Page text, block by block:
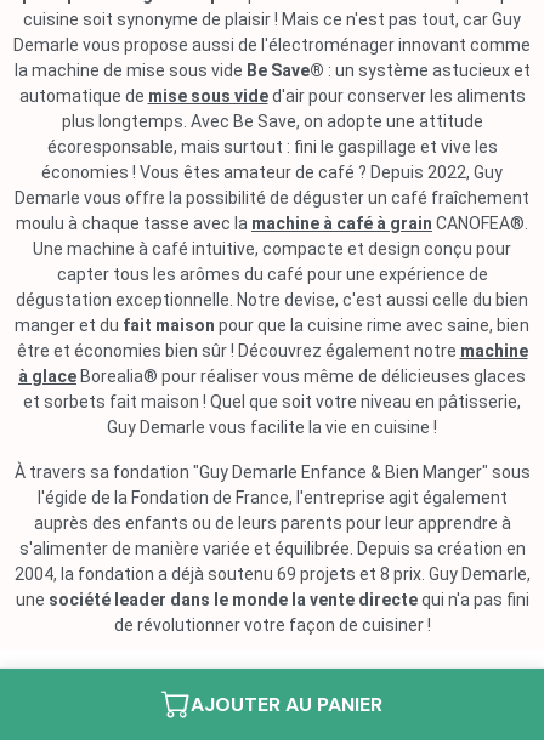
AJOUTER AU PANIER
cuisine soit synonyme de plaisir ! Mais ce n'est pas tout, car Guy
Demarle vous propose aussi de l'électroménager innovant comme
la machine de mise sous vide Be Save® : un système astucieux et
automatique de mise sous vided'air pour conserver les aliments
plus longtemps. Avec Be Save, on adopte une attitude
écoresponsable, mais surtout : fini le gaspillage et vive les
économies ! Vous êtes amateur de café ? Depuis 2022, Guy
Demarle vous offre la possibilité de déguster un café fraîchement
moulu à chaque tasse avec la machine à café à grain CANOFEA®.
Une machine à café intuitive, compacte et design conçu pour
capter tous les arômes du café pour une expérience de
dégustation exceptionnelle. Notre devise, c'est aussi celle du bien
manger et du fait maison pour que la cuisine rime avec saine, bien
être et économies bien sûr ! Découvrez également notre machine
à glace Borealia® pour réaliser vous même de délicieuses glaces
et sorbets fait maison ! Quel que soit votre niveau en pâtisserie,
Guy Demarle vous facilite la vie en cuisine !
À travers sa fondation "Guy Demarle Enfance & Bien Manger" sous
l'égide de la Fondation de France, l'entreprise agit également
auprès des enfants ou de leurs parents pour leur apprendre à
s'alimenter de manière variée et équilibrée. Depuis sa création en
2004, la fondation a déjà soutenu 69 projets et 8 prix. Guy Demarle,
une société leader dans le monde la vente directequi n'a pas fini
de révolutionner votre façon de cuisiner !